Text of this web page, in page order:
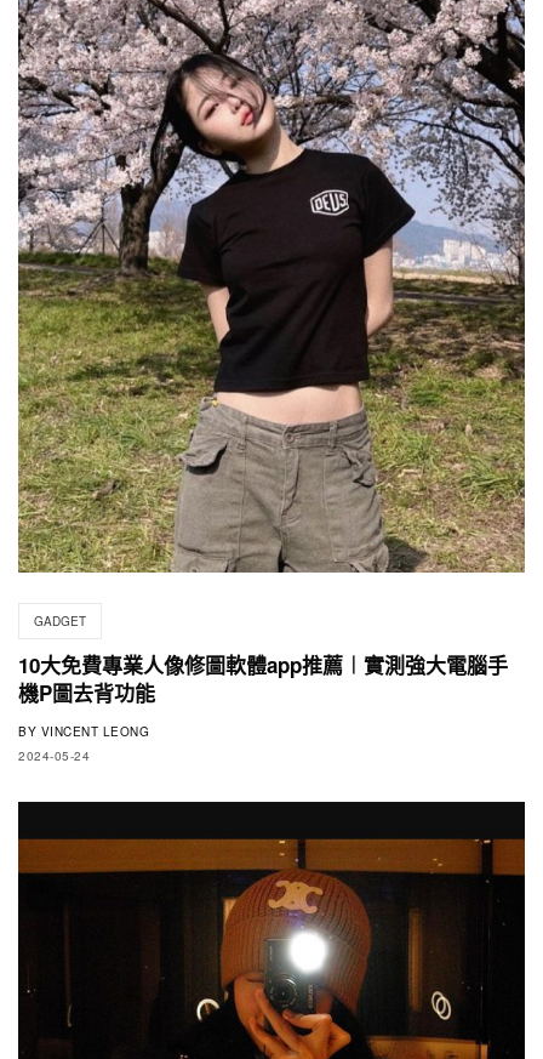
GADGET
10大免費專業人像修圖軟體app推薦︱實測強大電腦手
機P圖去背功能
BY VINCENT LEONG
2024-05-24